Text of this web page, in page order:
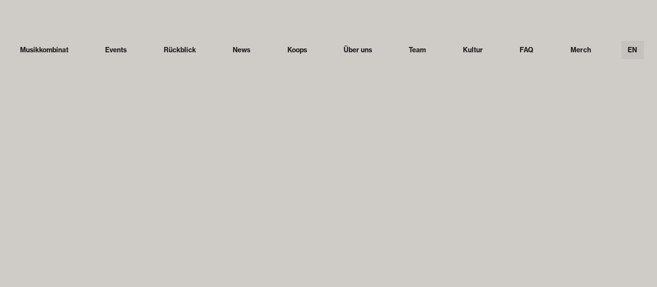
Musikkombinat Events Rückblick News Koops Über uns Team Kultur FAQ Merch EN